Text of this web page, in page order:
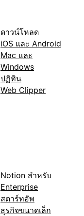
ดาวน์โหลด
iOS และ Android
Mac และ
Windows
ปฏิทิน
Web Clipper
Notion สำหรับ
Enterprise
สตาร์ทอัพ
ธุรกิจขนาดเล็ก